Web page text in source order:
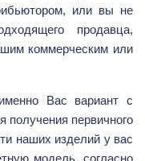
или вы не
продавца,
коммерческим или
Вас вариант с
получения первичного
наших изделий у вас
модель, согласно